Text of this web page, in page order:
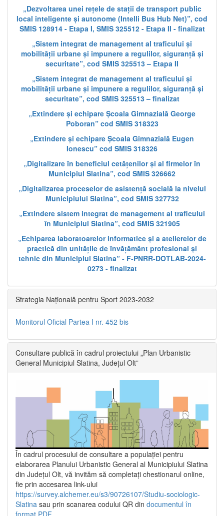
„Dezvoltarea unei rețele de stații de transport public
local inteligente și autonome (Intelli Bus Hub Net)”, cod
SMIS 128914 - Etapa I, SMIS 325512 - Etapa II - finalizat
„Sistem integrat de management al traficului și
mobilității urbane și impunere a regulilor, siguranță și
securitate”, cod SMIS 325513 – Etapa II
„Sistem integrat de management al traficului și
mobilității urbane și impunere a regulilor, siguranță și
securitate”, cod SMIS 325513 – finalizat
„Extindere și echipare Școala Gimnazială George
Poboran” cod SMIS 318323
„Extindere și echipare Școala Gimnazială Eugen
Ionescu” cod SMIS 318326
„Digitalizare în beneficiul cetățenilor și al firmelor în
Municipiul Slatina”, cod SMIS 326662
„Digitalizarea proceselor de asistență socială la nivelul
Municipiului Slatina”, cod SMIS 327732
„Extindere sistem integrat de management al traficului
în Municipiul Slatina”, cod SMIS 321905
„Echiparea laboratoarelor informatice și a atelierelor de
practică din unitățile de învățământ profesional și
tehnic din Municipiul Slatina” - F-PNRR-DOTLAB-2024-
0273 - finalizat
Strategia Națională pentru Sport 2023-2032
Monitorul Oficial Partea I nr. 452 bis
Consultare publică în cadrul proiectului „Plan Urbanistic
General Municipiul Slatina, Județul Olt”
În cadrul procesului de consultare a populaţiei pentru
elaborarea Planului Urbanistic General al Municipiului Slatina
din Județul Olt, vă invităm să completați chestionarul online,
fie prin accesarea link-ului
https://survey.alchemer.eu/s3/90726107/Studiu-sociologic-
Slatina sau prin scanarea codului QR din documentul în